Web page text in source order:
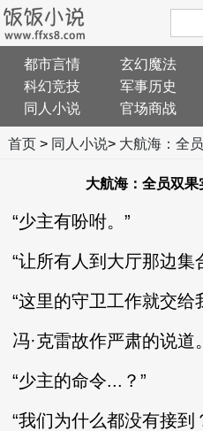
都市言情 玄幻魔法
科幻竞技
军事历史
同人小说
官场商战
首页> 同人小说> 大航海：全
大航海：全员双
“少主有吩咐。”
“让所有人到大厅那边集
“这里的守卫工作就交给
冯·克雷故作严肃的说道。
“少主的命令...？”
“我们为什么都没有接到